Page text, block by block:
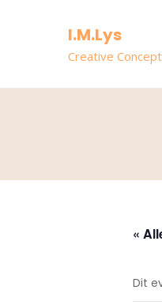
I.M.Lys
Creative
«
Dit